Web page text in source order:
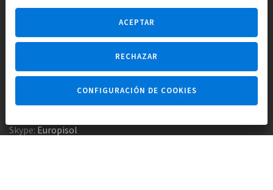
Agencia inmobiliaria +34 647 173 382
Empresa constructora +34 607 961 116
Skype: Europisol
ACEPTAR
RECHAZAR
CONFIGURACIÓN DE COOKIES